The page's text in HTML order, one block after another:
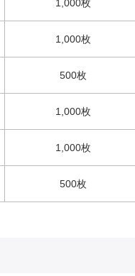
1,000枚
1,000枚
500枚
1,000枚
1,000枚
500枚